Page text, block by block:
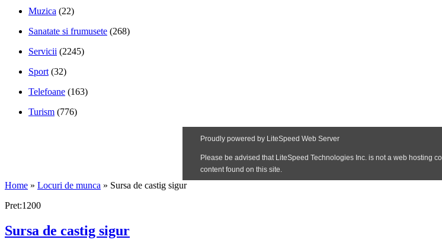
Muzica (22)
Sanatate si frumusete (268)
Servicii (2245)
Sport (32)
Telefoane (163)
Turism (776)
Home » Locuri de munca » Sursa de castig sigur
Pret:1200
Sursa de castig sigur